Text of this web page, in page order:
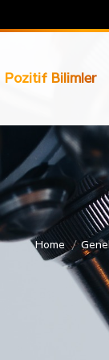
Pozitif Bilimler
Home Genel